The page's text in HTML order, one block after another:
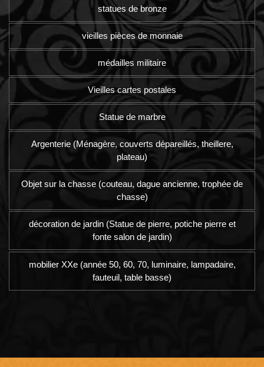
statues de bronze
vieilles pièces de monnaie
médailles militaire
Vieilles cartes postales
Statue de marbre
Argenterie (Ménagère, couverts dépareillés, theillere,
plateau)
Objet sur la chasse (couteau, dague ancienne, trophée de
chasse)
décoration de jardin (Statue de pierre, potiche pierre et
fonte salon de jardin)
mobilier XXe (année 50, 60, 70, luminaire, lampadaire,
fauteuil, table basse)